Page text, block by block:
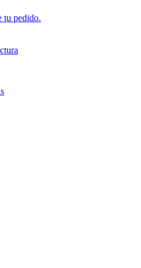
tu pedido.